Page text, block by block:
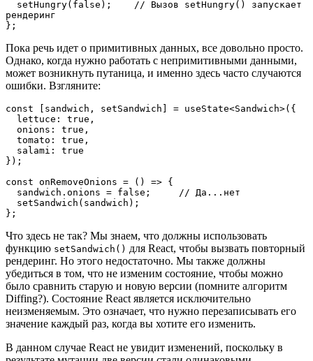
рендеринг
};
Пока речь идет о примитивных данных, все довольно просто.
Однако, когда нужно работать с непримитивными данными,
может возникнуть путаница, и именно здесь часто случаются
ошибки. Взгляните:
const [sandwich, setSandwich] = useState<Sandwich>({
  lettuce: true,
  onions: true,
  tomato: true,
  salami: true
});
const onRemoveOnions = () => {
  sandwich.onions = false;     // Да...нет
  setSandwich(sandwich);
};
Что здесь не так? Мы знаем, что должны использовать
функцию setSandwich() для React, чтобы вызвать повторный
рендеринг. Но этого недостаточно. Мы также должны
убедиться в том, что не изменим состояние, чтобы можно
было сравнить старую и новую версии (помните алгоритм
Diffing?). Состояние React является исключительно
неизменяемым. Это означает, что нужно перезаписывать его
значение каждый раз, когда вы хотите его изменить.
В данном случае React не увидит изменений, поскольку в